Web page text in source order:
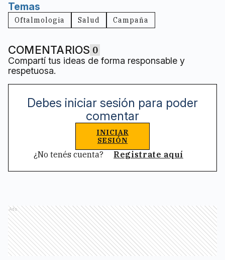
Temas
Oftalmologia Salud Campaña
COMENTARIOS 0
Compartí tus ideas de forma responsable y
respetuosa.
Debes iniciar sesión para poder
comentar
INICIAR
SESIÓN
¿No tenés cuenta? Registrate aquí
Ads